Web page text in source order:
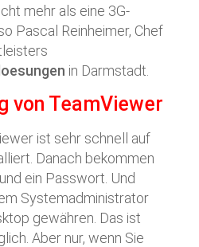
mehr als eine 3G-
Pascal Reinheimer, Chef
in Darmstadt.
von TeamViewer
ist sehr schnell auf
Danach bekommen
ein Passwort. Und
Systemadministrator
gewähren. Das ist
Aber nur, wenn Sie